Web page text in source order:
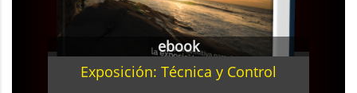
ebook
Exposición: Técnica y Control